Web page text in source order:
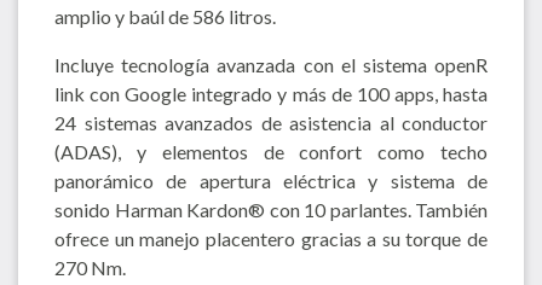
amplio y baúl de 586 litros.
Incluye tecnología avanzada con el sistema openR
link con Google integrado y más de 100 apps, hasta
24 sistemas avanzados de asistencia al conductor
(ADAS), y elementos de confort como techo
panorámico de apertura eléctrica y sistema de
sonido Harman Kardon® con 10 parlantes. También
ofrece un manejo placentero gracias a su torque de
270 Nm.